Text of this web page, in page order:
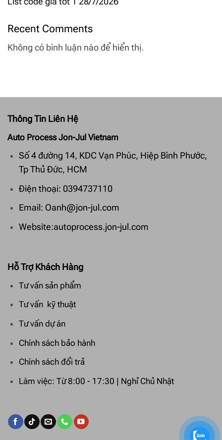
Recent Comments
Không có bình luận nào để hiển thị.
Thông Tin Liên Hệ
Auto Process Jon-Jul Vietnam
Số 4 đường 14, KDC Vạn Phúc, Hiệp Bình Phước,
Tp Thủ Đức, HCM
Điện thoại: 0394737110
Email: Oanh@jon-jul.com
Website:autoprocess.jon-jul.com
Hỗ Trợ Khách Hàng
Tư vấn sản phẩm
Tư vấn kỹ thuật
Tư vấn dự án
Chính sách bảo hành
Chính sách đổi trả
Làm việc: Từ 8:00 - 17:30 | Nghỉ Chủ Nhật